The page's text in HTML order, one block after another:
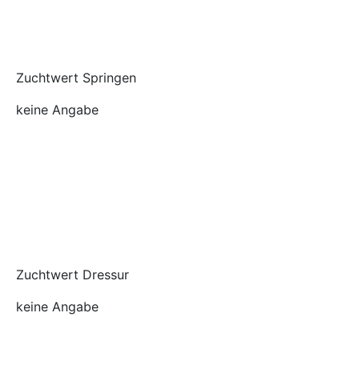
Zuchtwert Springen
keine Angabe
Zuchtwert Dressur
keine Angabe